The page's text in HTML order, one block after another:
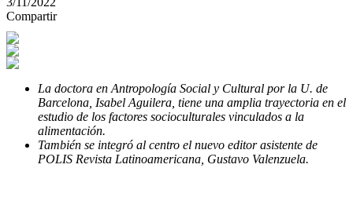
Compartir
La doctora en Antropología Social y Cultural por la U. de
Barcelona, Isabel Aguilera, tiene una amplia trayectoria en el
estudio de los factores socioculturales vinculados a la
alimentación.
También se integró al centro el nuevo editor asistente de
POLIS Revista Latinoamericana, Gustavo Valenzuela.